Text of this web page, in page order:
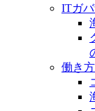
ITガ
働き